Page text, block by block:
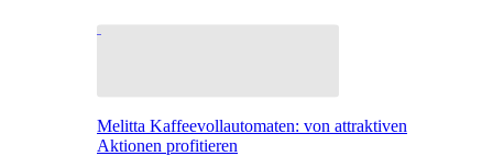
Melitta Kaffeevollautomaten: von attraktiven
Aktionen profitieren